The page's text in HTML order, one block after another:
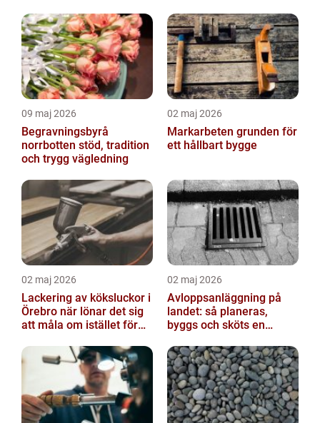
skillnad än du t...
09 maj 2026
Begravningsbyrå
norrbotten stöd, tradition
och trygg vägledning
02 maj 2026
Markarbeten grunden för
ett hållbart bygge
02 maj 2026
Lackering av köksluckor i
Örebro när lönar det sig
att måla om istället för
02 maj 2026
Avloppsanläggning på
landet: så planeras,
byggs och sköts en